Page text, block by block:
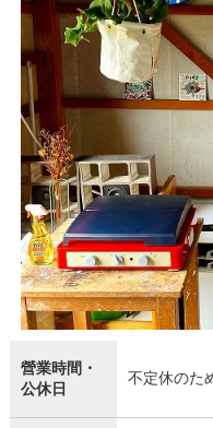
營業時間・
公休日
不定休のた